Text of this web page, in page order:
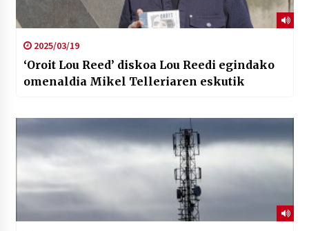
2025/03/19
‘Oroit Lou Reed’ diskoa Lou Reedi egindako
omenaldia Mikel Telleriaren eskutik